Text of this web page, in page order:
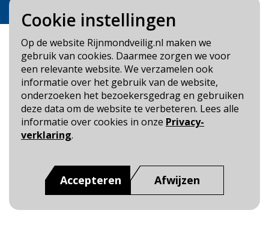
Cookie instellingen
Op de website Rijnmondveilig.nl maken we
gebruik van cookies. Daarmee zorgen we voor
een relevante website. We verzamelen ook
informatie over het gebruik van de website,
onderzoeken het bezoekersgedrag en gebruiken
deze data om de website te verbeteren. Lees alle
informatie over cookies in onze Privacy-
verklaring.
Accepteren Afwijzen
Bel 0900-8387
Blijf op de hoogte
Cookie- en Privacybeleid
Toegankelijkheid
Rijnmond